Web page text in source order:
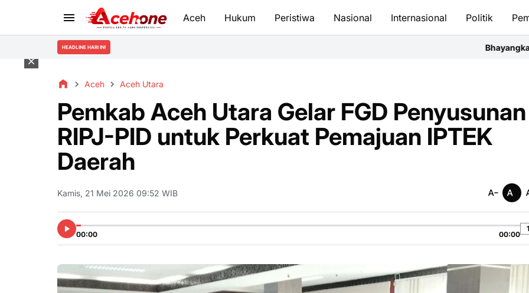
Aceh Hukum Peristiwa Nasional Internasional Politik
HEADLINE HARI INI Bhayangkara FC Pemenang
Aceh Aceh Utara
Pemkab Aceh Utara Gelar FGD Penyusunan
RIPJ-PID untuk Perkuat Pemajuan IPTEK
Daerah
Kamis, 21 Mei 2026 09:52 WIB
00:00 00:00